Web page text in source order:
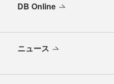
DB Online
ニュース